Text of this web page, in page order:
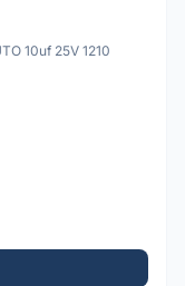
10uf 25V 1210